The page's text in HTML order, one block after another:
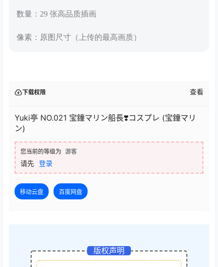
数量：29 张高品质插画
像素：原图尺寸（上传的最高画质）
下载权限 查看
Yuki亭 NO.021 宝鐘マリン船長❣️コスプレ (宝鐘マリ
ン)
您当前的等级为 游客
请先 登录
移动云盘 百度网盘
版权声明